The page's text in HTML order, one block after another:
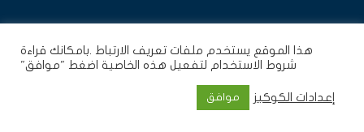
هذا الموقع يستخدم ملفات تعريف الارتباط .بامكانك قراءة
شروط الاستخدام لتفعيل هذه الخاصية اضغط "موافق"
إعدادات الكوكيز موافق